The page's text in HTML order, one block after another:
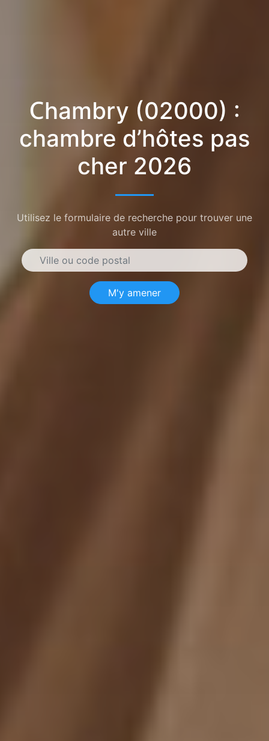
Chambry (02000) :
chambre d’hôtes pas
cher 2026
Utilisez le formulaire de recherche pour trouver une
autre ville
M'y amener